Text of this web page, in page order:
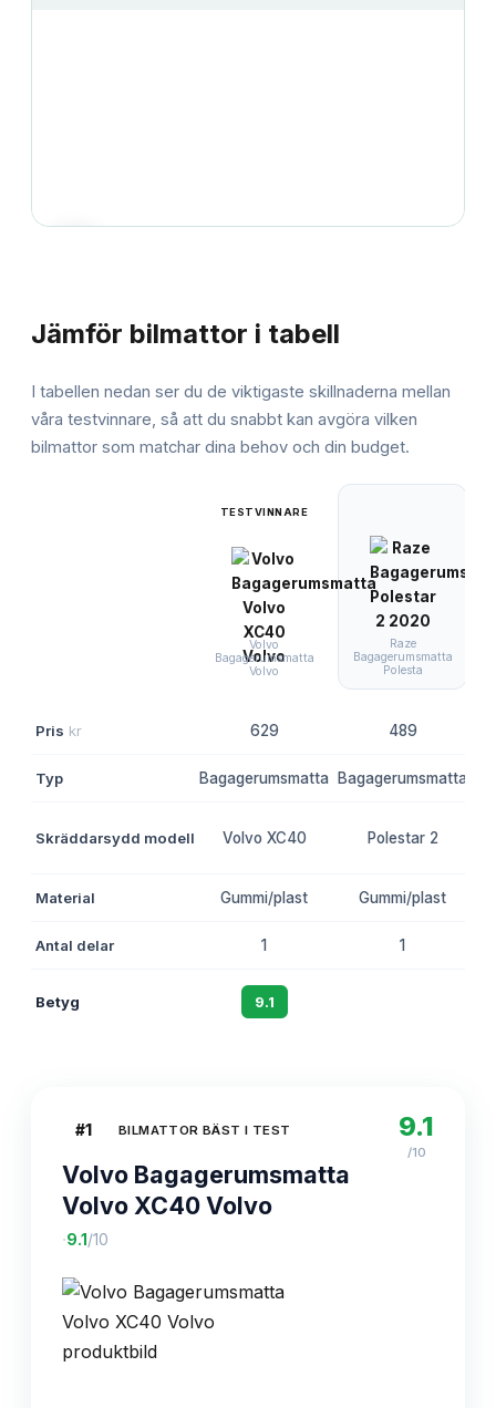
Jämför bilmattor i tabell
I tabellen nedan ser du de viktigaste skillnaderna mellan
våra testvinnare, så att du snabbt kan avgöra vilken
bilmattor som matchar dina behov och din budget.
TESTVINNARE
Volvo
Bagagerumsmatta
Volvo
Raze
Bagagerumsmatta
Polesta
Pris kr 629 489
Typ Bagagerumsmatta Bagagerumsmatta
Skräddarsydd modell Volvo XC40 Polestar 2
Material Gummi/plast Gummi/plast
Antal delar 1 1
Betyg 9.1
#1 BILMATTOR BÄST I TEST
Volvo Bagagerumsmatta
Volvo XC40 Volvo
·9.1 /10
9.1
/10